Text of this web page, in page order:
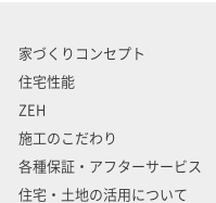
家づくりコンセプト
住宅性能
ZEH
施工のこだわり
各種保証・アフターサービス
住宅・土地の活用について